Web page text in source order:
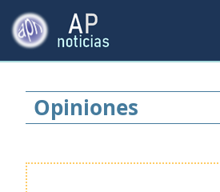
Opiniones